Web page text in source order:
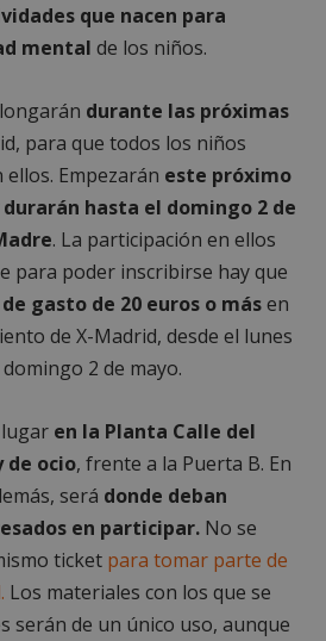
que nacen para
mental de los niños.
durante las próximas
para que todos los niños
Empezarán este próximo
hasta el domingo 2 de
. La participación en ellos
para poder inscribirse hay que
gasto de 20 euros o másen
de X-Madrid, desde el lunes
2 de mayo.
en la Planta Calle del
de ocio, frente a la Puerta B. En
será donde deban
en participar. No se
ticket para tomar parte de
Los materiales con los que se
serán de un único uso, aunque